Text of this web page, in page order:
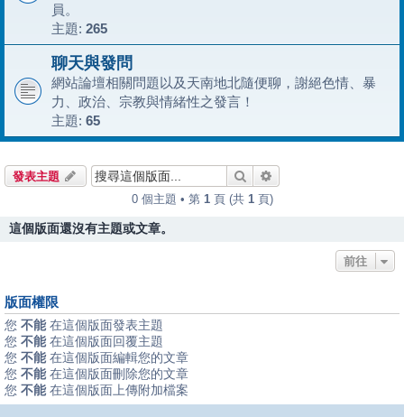
員。
主題: 265
聊天與發問
網站論壇相關問題以及天南地北隨便聊，謝絕色情、暴
力、政治、宗教與情緒性之發言！
主題: 65
發表主題 搜尋
0 個主題 • 第 1頁 (共 1頁)
這個版面還沒有主題或文章。
前往
版面權限
您 不能在這個版面發表主題
您 不能在這個版面回覆主題
您 不能在這個版面編輯您的文章
您 不能在這個版面刪除您的文章
您 不能在這個版面上傳附加檔案